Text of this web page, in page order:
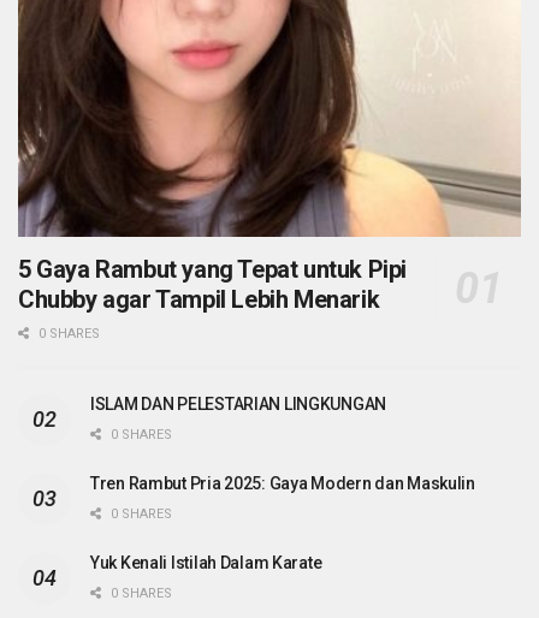
5 Gaya Rambut yang Tepat untuk Pipi
Chubby agar Tampil Lebih Menarik
0 SHARES
ISLAM DAN PELESTARIAN LINGKUNGAN
0 SHARES
Tren Rambut Pria 2025: Gaya Modern dan Maskulin
0 SHARES
Yuk Kenali Istilah Dalam Karate
0 SHARES